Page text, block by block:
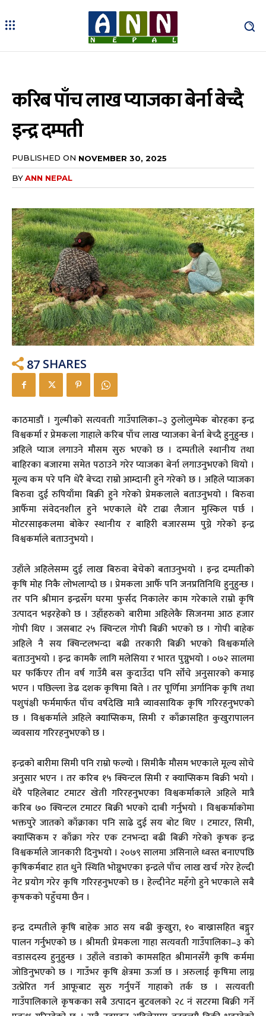
करिब पाँच लाख प्याजका बेर्ना बेच्दै
इन्द्र दम्पती
PUBLISHED ON NOVEMBER 30, 2025
BYANN NEPAL
87 SHARES
काठमाडौं । गुल्मीको सत्यवती गाउँपालिका–३ ठुलोलुम्पेक बोरहका इन्द्र
विश्वकर्मा र प्रेमकला गाहाले करिब पाँच लाख प्याजका बेर्ना बेच्दै हुनुहुन्छ ।
अहिले प्याज लगाउने मौसम सुरु भएको छ । दम्पतीले स्थानीय तथा
बाहिरका बजारमा समेत पठाउने गरेर प्याजका बेर्ना लगाउनुभएको थियो ।
मूल्य कम परे पनि धेरै बेच्दा राम्रो आम्दानी हुने गरेको छ । अहिले प्याजका
बिरुवा दुई रुपियाँमा बिक्री हुने गरेको प्रेमकलाले बताउनुभयो । बिरुवा
आफैँमा संवेदनशील हुने भएकाले धेरै टाढा लैजान मुस्किल पर्छ ।
मोटरसाइकलमा बोकेर स्थानीय र बाहिरी बजारसम्म पुग्ने गरेको इन्द्र
विश्वकर्माले बताउनुभयो ।
उहाँले अहिलेसम्म दुई लाख बिरुवा बेचेको बताउनुभयो । इन्द्र दम्पतीको
कृषि मोह निकै लोभलाग्दो छ । प्रेमकला आफैँ पनि जनप्रतिनिधि हुनुहुन्छ ।
तर पनि श्रीमान इन्द्रसँग घरमा फुर्सद निकालेर काम गरेकाले राम्रो कृषि
उत्पादन भइरहेको छ । उहाँहरुको बारीमा अहिलेकै सिजनमा आठ हजार
गोपी थिए । जसबाट २५ क्विन्टल गोपी बिक्री भएको छ । गोपी बाहेक
अहिले नै सय क्विन्टलभन्दा बढी तरकारी बिक्री भएको विश्वकर्माले
बताउनुभयो । इन्द्र कामकै लागि मलेसिया र भारत पुग्नुभयो । ०७२ सालमा
घर फर्किएर तीन वर्ष गाउँमै बस कुदाउँदा पनि सोँचे अनुसारको कमाइ
भएन । पछिल्ला डेढ दशक कृषिमा बिते । तर पूर्णिमा अर्गानिक कृषि तथा
पशुपंक्षी फर्ममार्फत पाँच वर्षदेखि मात्रै व्यावसायिक कृषि गरिरहनुभएको
छ । विश्वकर्माले अहिले क्याप्सिकम, सिमी र काँक्रासहित कुखुरापालन
व्यवसाय गरिरहनुभएको छ ।
इन्द्रको बारीमा सिमी पनि राम्रो फल्यो । सिमीकै मौसम भएकाले मूल्य सोचे
अनुसार भएन । तर करिब १५ क्विन्टल सिमी र क्याप्सिकम बिक्री भयो ।
धेरै पहिलेबाट टमाटर खेती गरिरहनुभएका विश्वकर्माकाले अहिले मात्रै
करिब ७० क्विन्टल टमाटर बिक्री भएको दाबी गर्नुभयो । विश्वकर्माकोमा
भक्तपुरे जातको काँक्राका पनि साढे दुई सय बोट थिए । टमाटर, सिमी,
क्याप्सिकम र काँक्रा गरेर एक टनभन्दा बढी बिक्री गरेको कृषक इन्द्र
विश्वकर्माले जानकारी दिनुभयो । २०७९ सालमा असिनाले ध्वस्त बनाएपछि
कृषिकर्मबाट हात धुने स्थिति भोग्नुभएका इन्द्रले पाँच लाख खर्च गरेर हेल्दी
नेट प्रयोग गरेर कृषि गरिरहनुभएको छ । हेल्दीनेट महँगाे हुने भएकाले सबै
कृषकको पहुँचमा छैन ।
इन्द्र दम्पतीले कृषि बाहेक आठ सय बढी कुखुरा, १० बाख्रासहित बङ्गुर
पालन गर्नुभएको छ । श्रीमती प्रेमकला गाहा सत्यवती गाउँपालिका–३ को
वडासदस्य हुनुहुन्छ । उहाँले वडाको कामसहित श्रीमानसँगै कृषि कर्ममा
जोडिनुभएको छ । गाउँभर कृषि क्षेत्रमा ऊर्जा छ । अरुलाई कृषिमा लाग्न
उत्प्रेरित गर्न आफूबाट सुरु गर्नुपर्ने गाहाको तर्क छ । सत्यवती
गाउँपालिकाले कृषकका सबै उत्पादन बुटवलको २८ नं सटरमा बिक्री गर्ने